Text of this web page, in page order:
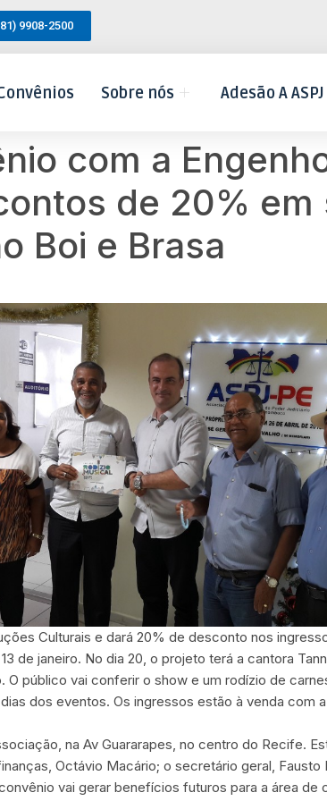
9908-2500
Sobre nós Adesão A ASPJ
com a
de 20%
Boi e Brasa
Culturais e dará 20% de desconto nos
de janeiro. No dia 20, o projeto terá a cantora
público vai conferir o show e um rodízio de
dos eventos. Os ingressos estão à venda com
na Av Guararapes, no centro do Recife.
Octávio Macário; o secretário geral,
vai gerar benefícios futuros para a área de